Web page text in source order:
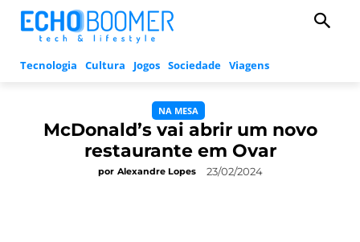
Tecnologia Cultura Jogos Sociedade Viagens
NA MESA
McDonald’s vai abrir um novo
restaurante em Ovar
por Alexandre Lopes 23/02/2024